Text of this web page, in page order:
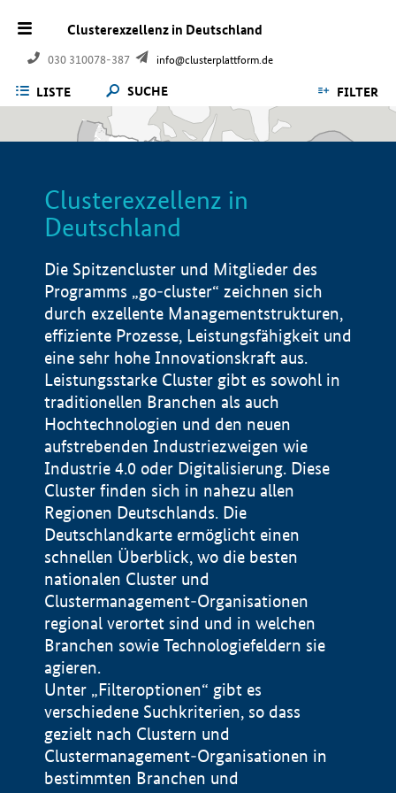
Clusterexzellenz in Deutschland
030 310078-387 info@clusterplattform.de
LISTE SUCHE FILTER
Clusterexzellenz in
Deutschland
Die Spitzencluster und Mitglieder des
Programms „go-cluster“ zeichnen sich
durch exzellente Managementstrukturen,
effiziente Prozesse, Leistungsfähigkeit und
eine sehr hohe Innovationskraft aus.
Leistungsstarke Cluster gibt es sowohl in
traditionellen Branchen als auch
Hochtechnologien und den neuen
aufstrebenden Industriezweigen wie
Industrie 4.0 oder Digitalisierung. Diese
Cluster finden sich in nahezu allen
Regionen Deutschlands. Die
Deutschlandkarte ermöglicht einen
schnellen Überblick, wo die besten
nationalen Cluster und
Clustermanagement-Organisationen
regional verortet sind und in welchen
Branchen sowie Technologiefeldern sie
agieren.
Unter „Filteroptionen“ gibt es
verschiedene Suchkriterien, so dass
gezielt nach Clustern und
Clustermanagement-Organisationen in
bestimmten Branchen und
Impressum
Datenschutzerklärung
BMWE, 2026 ©
100 km © Geobasis-DE / BKG 2015